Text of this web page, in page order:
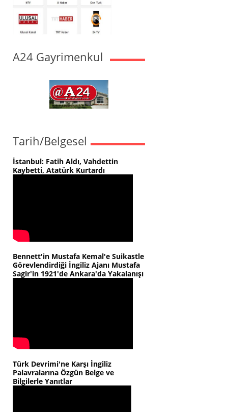
A24 Gayrimenkul
Tarih/Belgesel
İstanbul: Fatih Aldı, Vahdettin
Kaybetti, Atatürk Kurtardı
Bennett'in Mustafa Kemal'e Suikastle
Görevlendirdiği İngiliz Ajanı Mustafa
Sagir'in 1921'de Ankara'da Yakalanışı
Türk Devrimi'ne Karşı İngiliz
Palavralarına Özgün Belge ve
Bilgilerle Yanıtlar